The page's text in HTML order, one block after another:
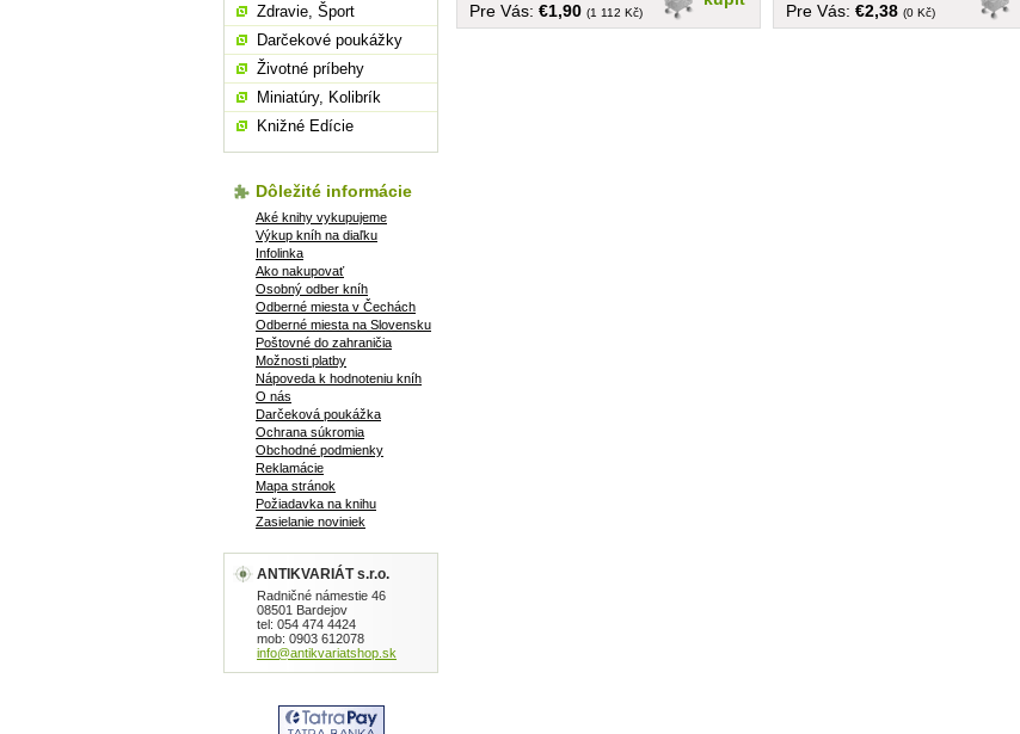
Pre Vás: €1,90 (1 112 Kč) Pre Vás: €2,38 (0 Kč)
Zdravie, Šport
Darčekové poukážky
Životné príbehy
Miniatúry, Kolibrík
Knižné Edície
Dôležité informácie
Aké knihy vykupujeme
Výkup kníh na diaľku
Infolinka
Ako nakupovať
Osobný odber kníh
Odberné miesta v Čechách
Odberné miesta na Slovensku
Poštovné do zahraničia
Možnosti platby
Nápoveda k hodnoteniu kníh
O nás
Darčeková poukážka
Ochrana súkromia
Obchodné podmienky
Reklamácie
Mapa stránok
Požiadavka na knihu
Zasielanie noviniek
ANTIKVARIÁT s.r.o.
Radničné námestie 46
08501 Bardejov
tel: 054 474 4424
mob: 0903 612078
info@antikvariatshop.sk